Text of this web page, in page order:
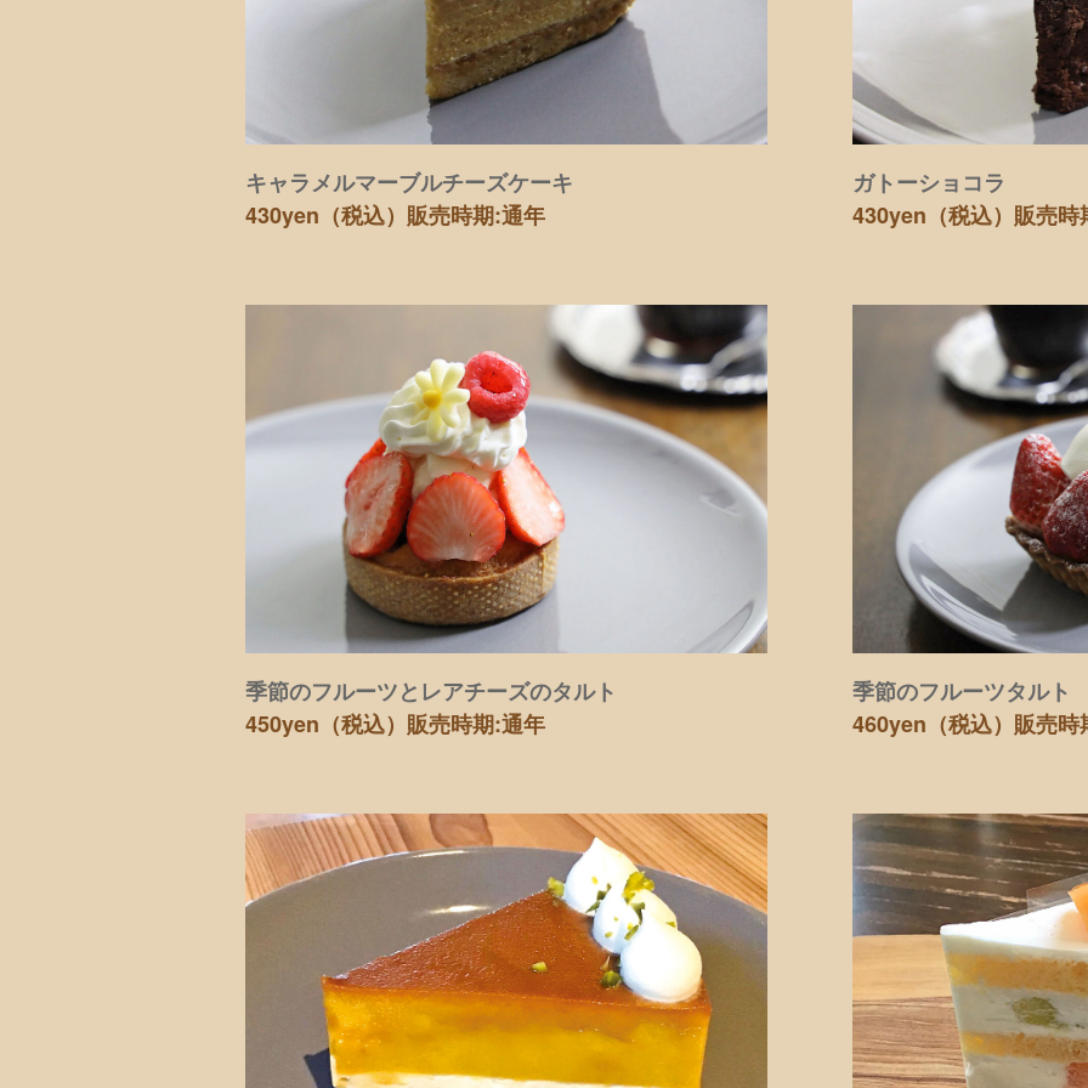
キャラメルマーブルチーズケーキ
430yen（税込） 販売時期:通年
ガトーショコラ
430yen（税込） 販売時
季節のフルーツとレアチーズのタルト
450yen（税込） 販売時期:通年
季節のフルーツタルト
460yen（税込） 販売時